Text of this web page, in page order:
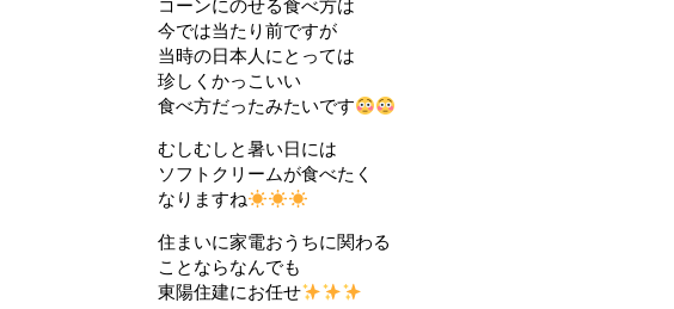
コーンにのせる食べ方は
今では当たり前ですが
当時の日本人にとっては
珍しくかっこいい
食べ方だったみたいです
むしむしと暑い日には
ソフトクリームが食べたく
なりますね
住まいに家電おうちに関わる
ことならなんでも
東陽住建にお任せ